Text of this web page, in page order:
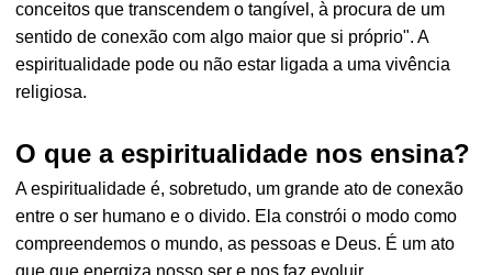
conceitos que transcendem o tangível, à procura de um
sentido de conexão com algo maior que si próprio". A
espiritualidade pode ou não estar ligada a uma vivência
religiosa.
O que a espiritualidade nos ensina?
A espiritualidade é, sobretudo, um grande ato de conexão
entre o ser humano e o divido. Ela constrói o modo como
compreendemos o mundo, as pessoas e Deus. É um ato
que que energiza nosso ser e nos faz evoluir.